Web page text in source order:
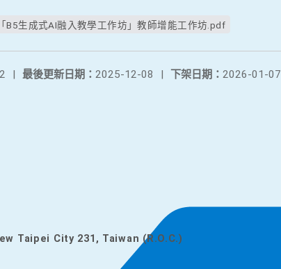
B5生成式AI融入教學工作坊」教師增能工作坊.pdf
下架日期： 2026-01-07
最後更新日期： 2025-12-08 |
|
Taipei City 231, Taiwan (R.O.C.)